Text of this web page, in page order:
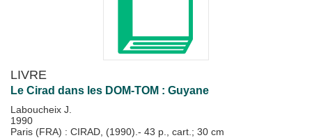
LIVRE
Le Cirad dans les DOM-TOM : Guyane
Laboucheix J.
1990
Paris (FRA) : CIRAD, (1990).- 43 p., cart.; 30 cm